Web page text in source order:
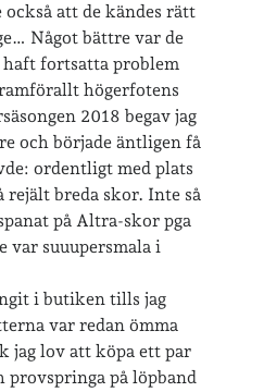
.
att de kändes rätt
Något bättre var de
haft fortsatta problem
högerfotens
2018 begav jag
och började äntligen få
ordentligt med plats
rejält breda skor. Inte så
på Altra-skor pga
var suuupersmala i
i butiken tills jag
var redan ömma
lov att köpa ett par
provspringa på löpband